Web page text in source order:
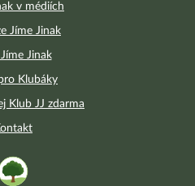
v médiích
Jíme Jinak
Jinak
Klubáky
Klub JJ zdarma